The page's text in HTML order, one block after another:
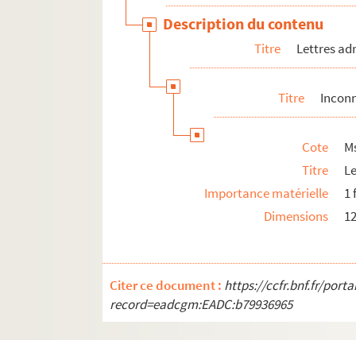
Description du contenu
Titre Lettres
Titre
Cote
Titre
Importance matérielle
1
Dimensions
Citer ce document : https://ccfr.bnf.fr/
record=eadcgm:EADC:b79936965